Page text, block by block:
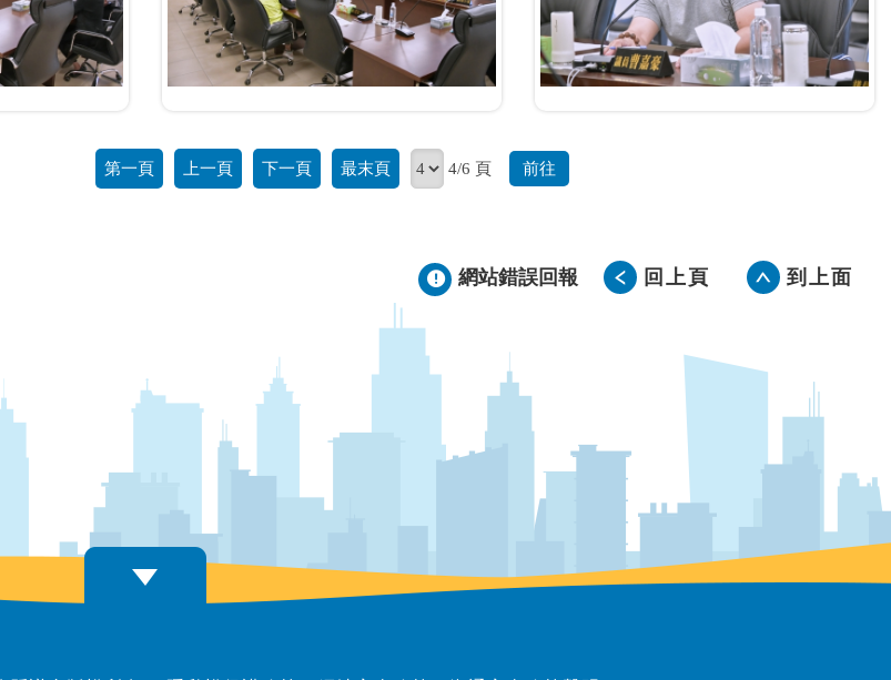
第一頁 上一頁 下一頁 最末頁 4/6 頁 前往
網站錯誤回報 回上頁 到上面